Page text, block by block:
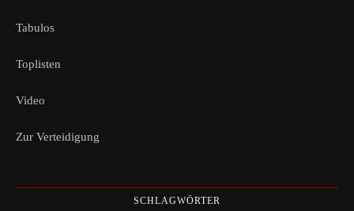
Tabulos
Toplisten
Video
Zur Verteidigung
SCHLAGWÖRTER